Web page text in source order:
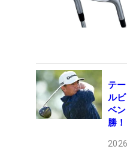
テ
ル
ベ
勝